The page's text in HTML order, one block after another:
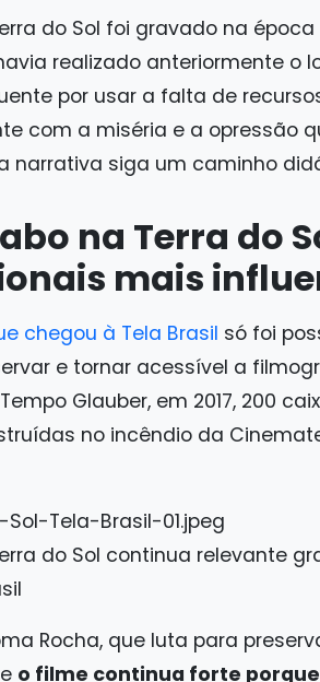
do Sol foi gravado na
realizado anteriormente o
por usar a falta de
com a miséria e a opressão
narrativa siga um caminho
na Terra do
mais
chegou à Tela Brasil só foi
e tornar acessível a
Glauber, em 2017, 200
no incêndio da
do Sol continua relevante
Rocha, que luta para
o filme continua forte